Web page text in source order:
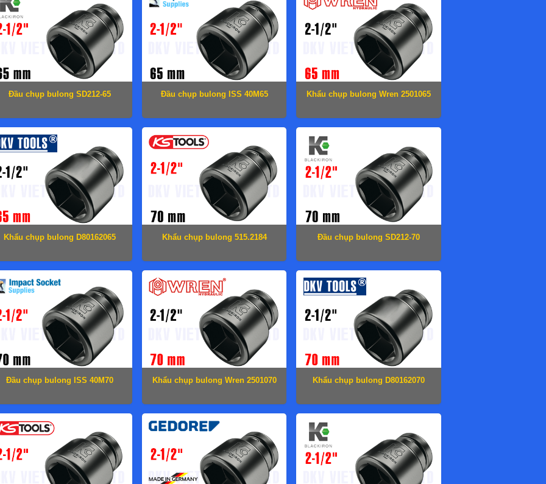
Đầu chụp bulong SD212-65 Đầu chụp bulong ISS 40M65 Khẩu chụp bulong Wren 2501065
Khẩu chụp bulong D80162065 Khẩu chụp bulong 515.2184 Đầu chụp bulong SD212-70
Đầu chụp bulong ISS 40M70 Khẩu chụp bulong Wren 2501070 Khẩu chụp bulong D80162070